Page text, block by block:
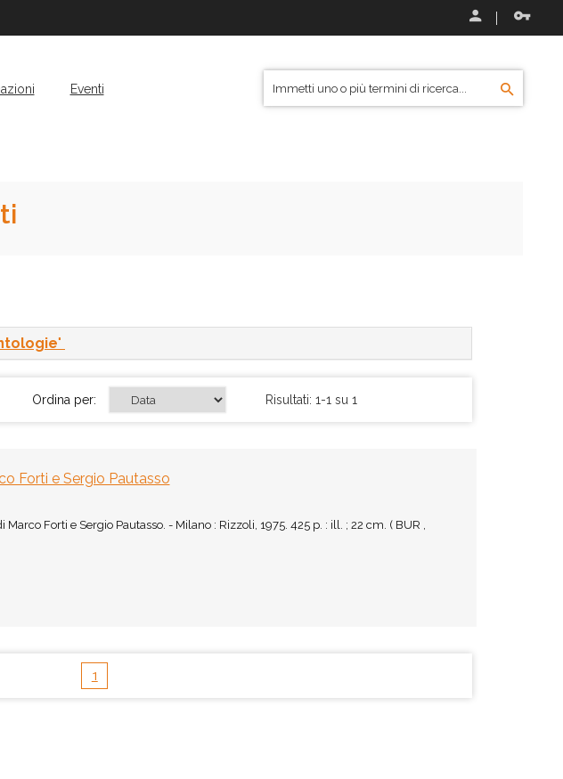
Eventi
"
Ordina per: Risultati: 1-1 su 1
Forti e Sergio Pautasso
Forti e Sergio Pautasso. - Milano : Rizzoli, 1975. 425 p. : ill. ; 22 cm. ( BUR ,
1